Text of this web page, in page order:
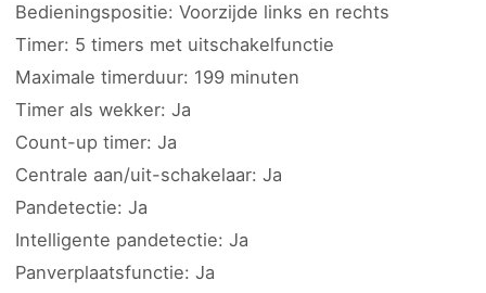
Bedieningspositie: Voorzijde links en rechts
Timer: 5 timers met uitschakelfunctie
Maximale timerduur: 199 minuten
Timer als wekker: Ja
Count-up timer: Ja
Centrale aan/uit-schakelaar: Ja
Pandetectie: Ja
Intelligente pandetectie: Ja
Panverplaatsfunctie: Ja